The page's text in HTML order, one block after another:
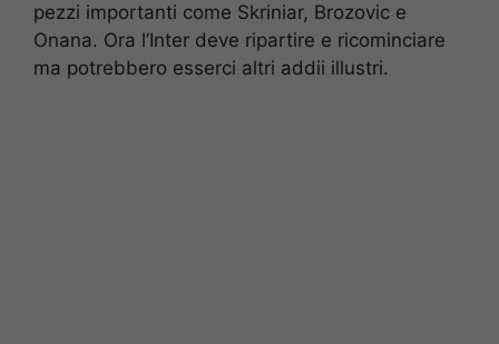
pezzi importanti come Skriniar, Brozovic e
Onana. Ora l’Inter deve ripartire e ricominciare
ma potrebbero esserci altri addii illustri.